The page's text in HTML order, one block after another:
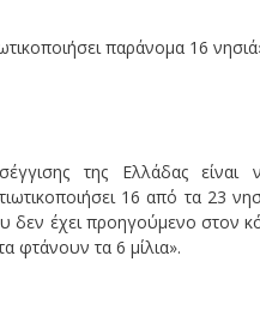
παράνομα 16
της Ελλάδας
16 από τα 23
έχει προηγούμενο στον
φτάνουν τα 6 μίλια».